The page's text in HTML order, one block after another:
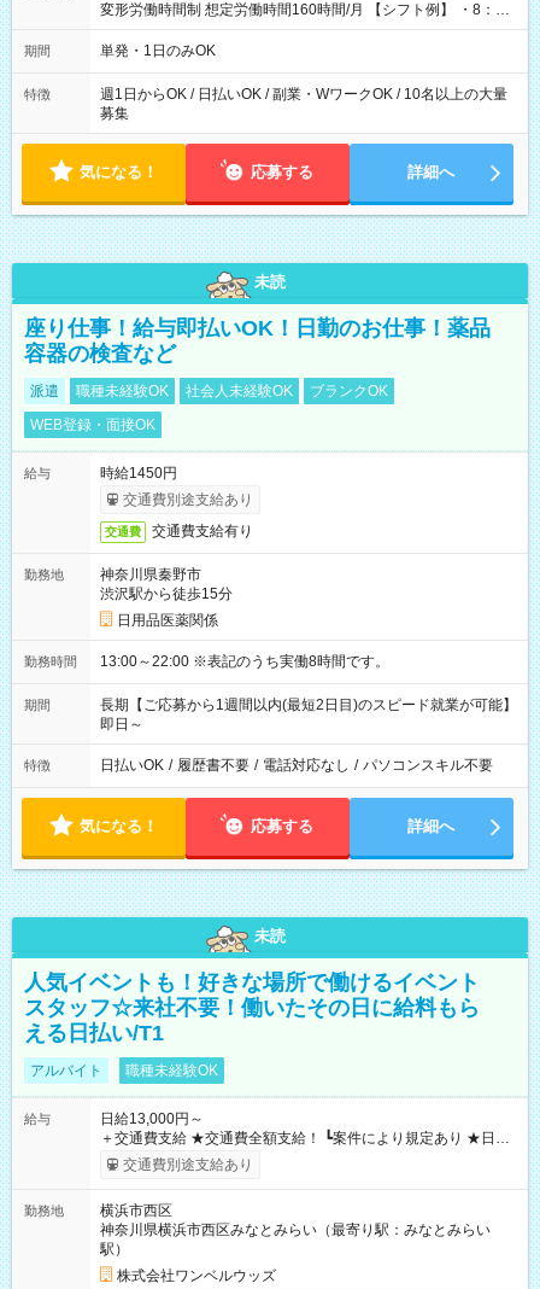
変形労働時間制 想定労働時間160時間/月 【シフト例】 ・8：00
～21：00
期間 単発・1日のみOK
特徴
週1日からOK / 日払いOK / 副業・WワークOK / 10名以上の大量
募集
気になる！ 応募する 詳細へ
未読
座り仕事！給与即払いOK！日勤のお仕事！薬品
容器の検査など
派遣 職種未経験OK 社会人未経験OK
ブランクOK
WEB登録・面接OK
給与
時給1450円
交通費別途支給あり
交通費 交通費支給有り
勤務地
神奈川県秦野市
渋沢駅から徒歩15分
日用品医薬関係
勤務時間 13:00～22:00 ※表記のうち実働8時間です。
期間
長期【ご応募から1週間以内(最短2日目)のスピード就業が可能】
即日～
特徴 日払いOK / 履歴書不要 / 電話対応なし / パソコンスキル不要
気になる！ 応募する 詳細へ
未読
人気イベントも！好きな場所で働けるイベント
スタッフ☆来社不要！働いたその日に給料もら
える日払い/T1
アルバイト 職種未経験OK
給与
日給13,000円～
＋交通費支給 ★交通費全額支給！ ┗案件により規定あり ★日払
いOK！（規定あり） ┗働いたその日に現金GET♪ お仕事後はコ
ンビニATMから 日払い分を引き落とせます！ 【試用期間】試
交通費別途支給あり
勤務地
横浜市西区
神奈川県横浜市西区みなとみらい（最寄り駅：みなとみらい
駅）
株式会社ワンベルウッズ